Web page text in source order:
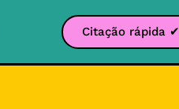
Citação rápida ✔